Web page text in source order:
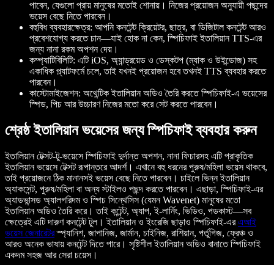
পাবেন, যেগুলো প্রায় মানুষের মতোই শোনায়। নিজের প্রয়োজন অনুযায়ী পছন্দের
ভয়েস বেছে নিতে পারবেন।
বহুবিধ ব্যবহারক্ষেত্র: আপনি কনটেন্ট ক্রিয়েটর, ছাত্র, বা ডিজিটাল কনটেন্ট আরও
প্রবেশযোগ্য করতে চান—যাই হোক না কেন, স্পিচিফাই ইতালিয়ান TTS-এর
জন্য নানা রকম অপশন দেয়।
কম্প্যাটিবিলিটি: এটি iOS, অ্যান্ড্রয়েড ও ডেস্কটপ (ম্যাক ও উইন্ডোজ) সহ
একাধিক প্ল্যাটফর্মে চলে, তাই যখনই প্রয়োজন হবে তখনই TTS ব্যবহার করতে
পারবেন।
কাস্টোমাইজেশন: অথেন্টিক ইতালিয়ান অডিও তৈরি করতে স্পিচিফাই-এ ভয়েসের
স্পিড, পিচ আর উচ্চারণ নিজের মতো করে সেট করতে পারবেন।
শ্রেষ্ঠ ইতালিয়ান ভয়েসের জন্য স্পিচিফাই ব্যবহার করুন
ইতালিয়ান টেক্সট-টু-ভয়েসে স্পিচিফাই দুর্দান্ত অপশন, নানা ফিচারসহ এটি প্রাকৃতিক
ইতালিয়ান ভয়েসে টেক্সট রূপান্তরে আদর্শ। এখানে বহু ধরনের পুরুষ/মহিলা ভয়েস থাকবে,
তাই প্রয়োজনে ঠিক মানানসই ভয়েস বেছে নিতে পারবেন। চাইলে ভিন্ন ইতালিয়ান
অ্যাকসেন্ট, পুরুষ/মহিলা বা অন্য স্টাইলও পছন্দ করতে পারবেন। এছাড়া, স্পিচিফাই-এর
অ্যাডভান্সড অ্যালগরিদম ও স্পিচ সিন্থেসিস (যেমন Wavenet) মানুষের মতো
ইতালিয়ান অডিও তৈরি করে। তাই কন্টেন্ট, অ্যাপ, ই-লার্নিং, ভিডিও, পডকাস্ট—সব
ক্ষেত্রেই এটি দারুণ কনটেন্ট টুল। ইতালিয়ান ও ইংরেজি ছাড়াও স্পিচিফাই-এরএআই
ভয়েস জেনারেটরস্প্যানিশ, জাপানিজ, জার্মান, চাইনিজ, রাশিয়ান, পর্তুগিজ, ফ্রেঞ্চ ও
আরও অনেক ভাষায় কনটেন্ট দিতে পারে। সৃষ্টিশীল ইতালিয়ান অডিও বানাতে স্পিচিফাই
একদম সহজ আর সেরা চয়েস।